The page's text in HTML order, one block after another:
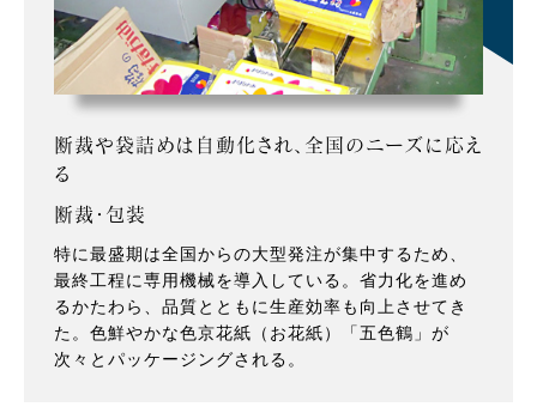
断裁や袋詰めは自動化され、全国のニーズに応え
る
断裁・包装
特に最盛期は全国からの大型発注が集中するため、
最終工程に専用機械を導入している。省力化を進め
るかたわら、品質とともに生産効率も向上させてき
た。色鮮やかな色京花紙（お花紙）「五色鶴」が
次々とパッケージングされる。